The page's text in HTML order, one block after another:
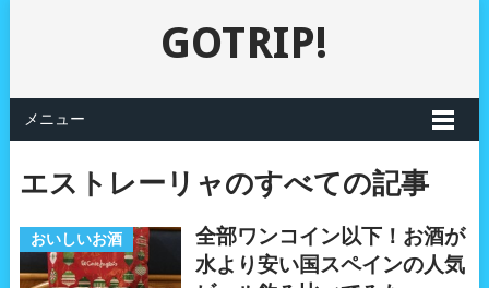
GOTRIP!
メニュー
エストレーリャのすべての記事
おいしいお酒
全部ワンコイン以下！お酒が
水より安い国スペインの人気